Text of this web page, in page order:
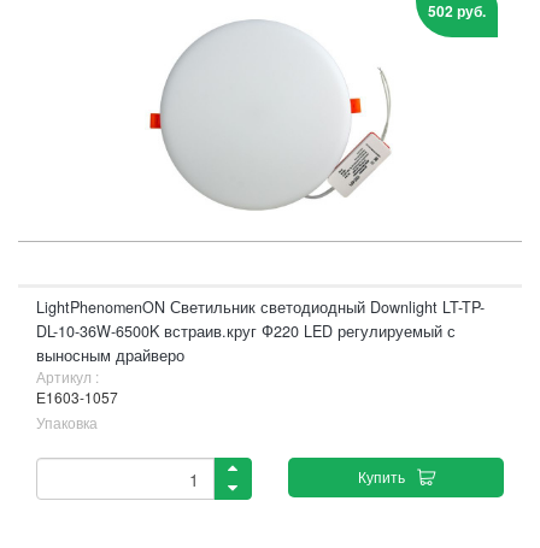
502 руб.
LightPhenomenON Светильник светодиодный Downlight LT-TP-
DL-10-36W-6500K встраив.круг Ф220 LED регулируемый с
выносным драйверо
Артикул :
Е1603-1057
Упаковка
Купить